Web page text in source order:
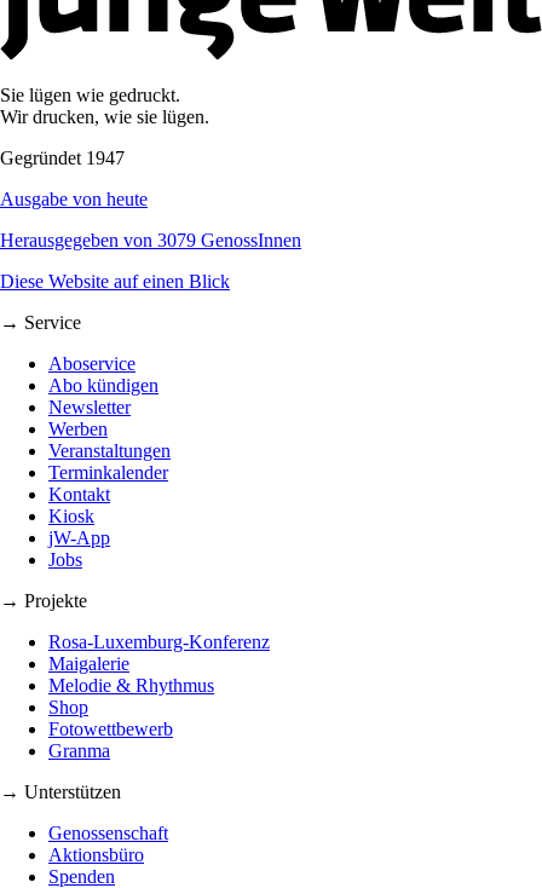
Sie lügen wie gedruckt.
Wir drucken, wie sie lügen.
Gegründet 1947
Ausgabe von heute
Herausgegeben von 3079 GenossInnen
Diese Website auf einen Blick
→ Service
Aboservice
Abo kündigen
Newsletter
Werben
Veranstaltungen
Terminkalender
Kontakt
Kiosk
jW-App
Jobs
→ Projekte
Rosa-Luxemburg-Konferenz
Maigalerie
Melodie & Rhythmus
Shop
Fotowettbewerb
Granma
→ Unterstützen
Genossenschaft
Aktionsbüro
Spenden